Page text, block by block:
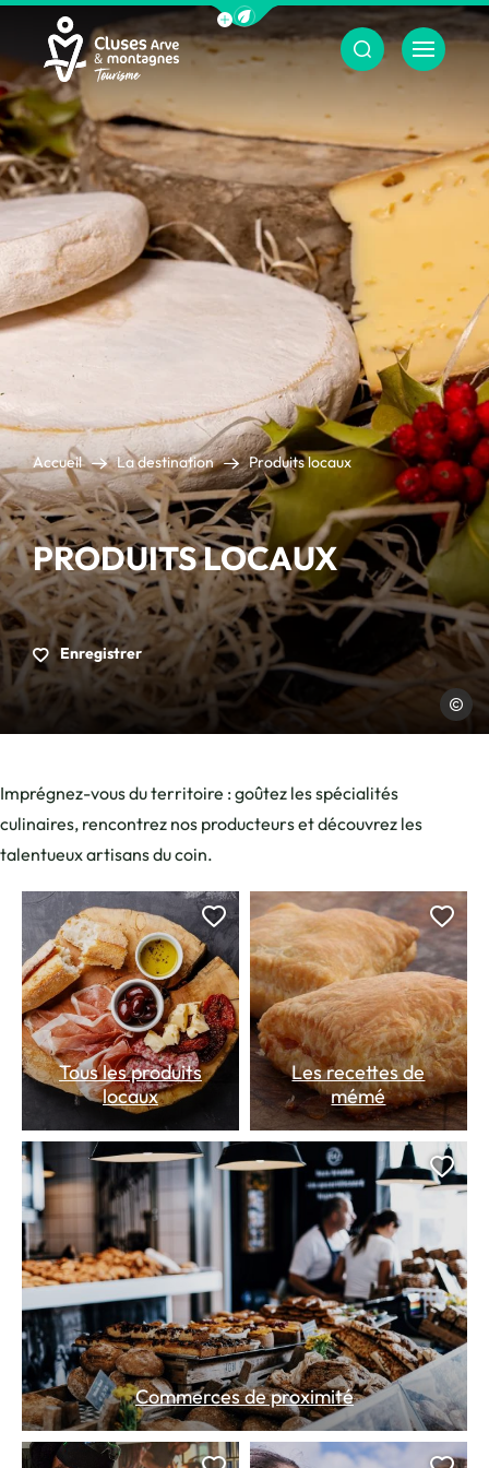
Afficher la barre de navigation du
Cluses Arve &amp; montagnes
Menu
Charles
Accueil La destination Produits locaux
PRODUITS LOCAUX
Enregistrer
Imprégnez-vous du territoire : goûtez les spécialités
culinaires, rencontrez nos producteurs et découvrez les
talentueux artisans du coin.
Tous les produits
locaux
Ajouter cette page au
Les recettes de
mémé
Commerces de proximité